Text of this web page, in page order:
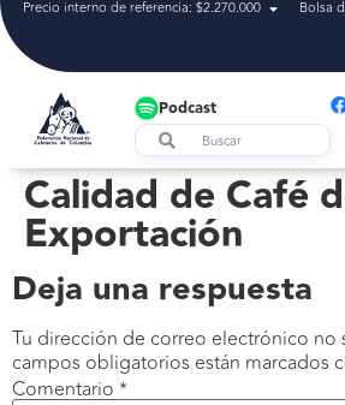
Precio interno de referencia: $2.270.000 Bolsa
Podcast
Calidad de Café
Exportación
Deja una respuesta
Tu dirección de correo electrónico no
campos obligatorios están marcados
Comentario *